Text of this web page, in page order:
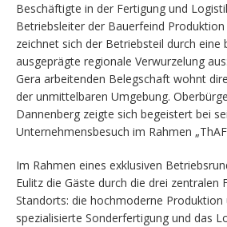
Beschäftigte in der Fertigung und
Betriebsleiter der Bauerfeind
zeichnet sich der Betriebsteil durch eine
ausgeprägte regionale Verwurzelung
Gera arbeitenden Belegschaft wohnt
der unmittelbaren Umgebung.
Dannenberg zeigte sich begeistert bei
Unternehmensbesuch im Rahmen
Im Rahmen eines exklusiven
Eulitz die Gäste durch die drei zentralen
Standorts: die hochmoderne Produktion
spezialisierte Sonderfertigung und das